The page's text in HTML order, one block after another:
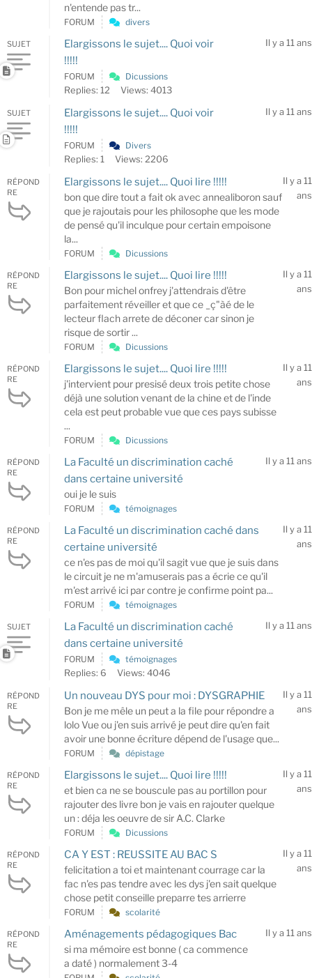
n'entende pas tr...
FORUM divers
SUJET
Elargissons le sujet.... Quoi voir
!!!!!
Il y a 11 ans
FORUM Dicussions
Replies: 12 Views: 4013
SUJET
Elargissons le sujet.... Quoi voir
!!!!!
Il y a 11 ans
FORUM Divers
Replies: 1 Views: 2206
RÉPOND
RE
Elargissons le sujet.... Quoi lire !!!!!
bon que dire tout a fait ok avec annealiboron sauf
que je rajoutais pour les philosophe que les mode
de pensé qu'il inculque pour certain empoisone
la...
Il y a 11
ans
FORUM Dicussions
RÉPOND
RE
Elargissons le sujet.... Quoi lire !!!!!
Bon pour michel onfrey j'attendrais d'être
parfaitement réveiller et que ce _ç"àé de le
lecteur flach arrete de déconer car sinon je
risque de sortir ...
Il y a 11
ans
FORUM Dicussions
RÉPOND
RE
Elargissons le sujet.... Quoi lire !!!!!
j'intervient pour presisé deux trois petite chose
déjà une solution venant de la chine et de l'inde
cela est peut probable vue que ces pays subisse
...
Il y a 11
ans
FORUM Dicussions
RÉPOND
RE
La Faculté un discrimination caché
dans certaine université
oui je le suis
Il y a 11 ans
FORUM témoignages
RÉPOND
RE
La Faculté un discrimination caché dans
certaine université
ce n'es pas de moi qu'il sagit vue que je suis dans
le circuit je ne m'amuserais pas a écrie ce qu'il
m'est arrivé ici par contre je confirme point pa...
Il y a 11
ans
FORUM témoignages
SUJET
La Faculté un discrimination caché
dans certaine université
Il y a 11 ans
FORUM témoignages
Replies: 6 Views: 4046
RÉPOND
RE
Un nouveau DYS pour moi : DYSGRAPHIE
Bon je me mêle un peut a la file pour répondre a
lolo Vue ou j'en suis arrivé je peut dire qu'en fait
avoir une bonne écriture dépend de l'usage que...
Il y a 11
ans
FORUM dépistage
RÉPOND
RE
Elargissons le sujet.... Quoi lire !!!!!
et bien ca ne se bouscule pas au portillon pour
rajouter des livre bon je vais en rajouter quelque
un : déja les oeuvre de sir A.C. Clarke
Il y a 11
ans
FORUM Dicussions
RÉPOND
RE
CA Y EST : REUSSITE AU BAC S
felicitation a toi et maintenant courrage car la
fac n'es pas tendre avec les dys j'en sait quelque
chose petit conseille preparre tes arrierre
Il y a 11
ans
FORUM scolarité
RÉPOND
RE
Aménagements pédagogiques Bac
si ma mémoire est bonne ( ca commence
a daté ) normalement 3-4
Il y a 11 ans